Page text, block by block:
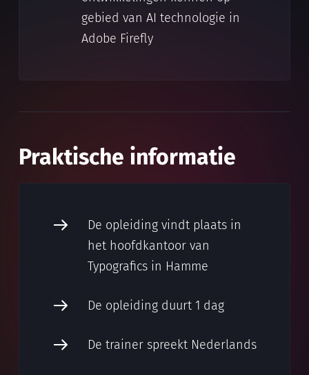
gebied van AI technologie in
Adobe Firefly
Praktische informatie
De opleiding vindt plaats in
het hoofdkantoor van
Typografics in Hamme
De opleiding duurt 1 dag
De trainer spreekt Nederlands